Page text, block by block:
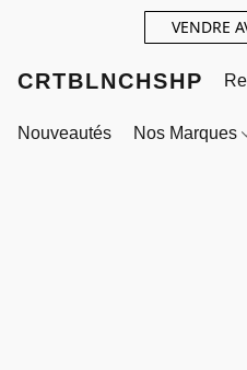
VENDRE
CRTBLNCHSHP
Nouveautés Nos Marques